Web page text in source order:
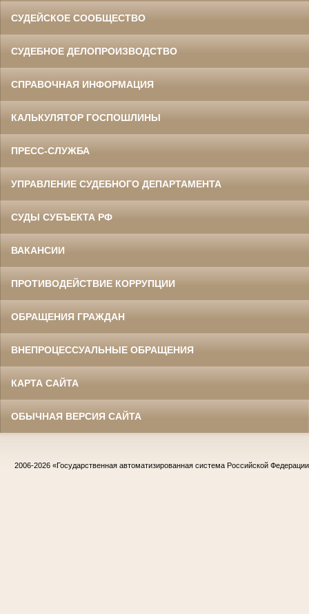
СУДЕЙСКОЕ СООБЩЕСТВО
СУДЕБНОЕ ДЕЛОПРОИЗВОДСТВО
СПРАВОЧНАЯ ИНФОРМАЦИЯ
КАЛЬКУЛЯТОР ГОСПОШЛИНЫ
ПРЕСС-СЛУЖБА
УПРАВЛЕНИЕ СУДЕБНОГО ДЕПАРТАМЕНТА
СУДЫ СУБЪЕКТА РФ
ВАКАНСИИ
ПРОТИВОДЕЙСТВИЕ КОРРУПЦИИ
ОБРАЩЕНИЯ ГРАЖДАН
ВНЕПРОЦЕССУАЛЬНЫЕ ОБРАЩЕНИЯ
КАРТА САЙТА
ОБЫЧНАЯ ВЕРСИЯ САЙТА
2006-2026 «Государственная автоматизированная система Российской